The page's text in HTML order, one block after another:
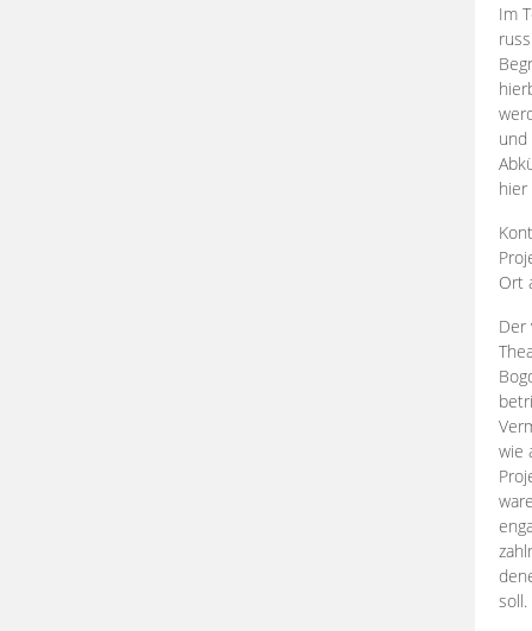
Im
und
Ort
Der
wie
zahlr
soll.